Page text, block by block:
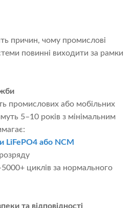
причин, чому промислові
повинні виходити за рамки
промислових або мобільних
5–10 років з мінімальним
LiFePO4 або NCM
циклів за нормального
та відповідності